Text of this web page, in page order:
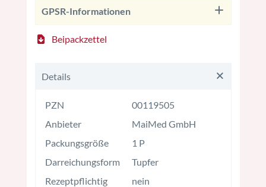
GPSR-Informationen
Beipackzettel
Details
PZN
00119505
Anbieter
MaiMed GmbH
Packungsgröße
1 P
Darreichungsform
Tupfer
Rezeptpflichtig
nein